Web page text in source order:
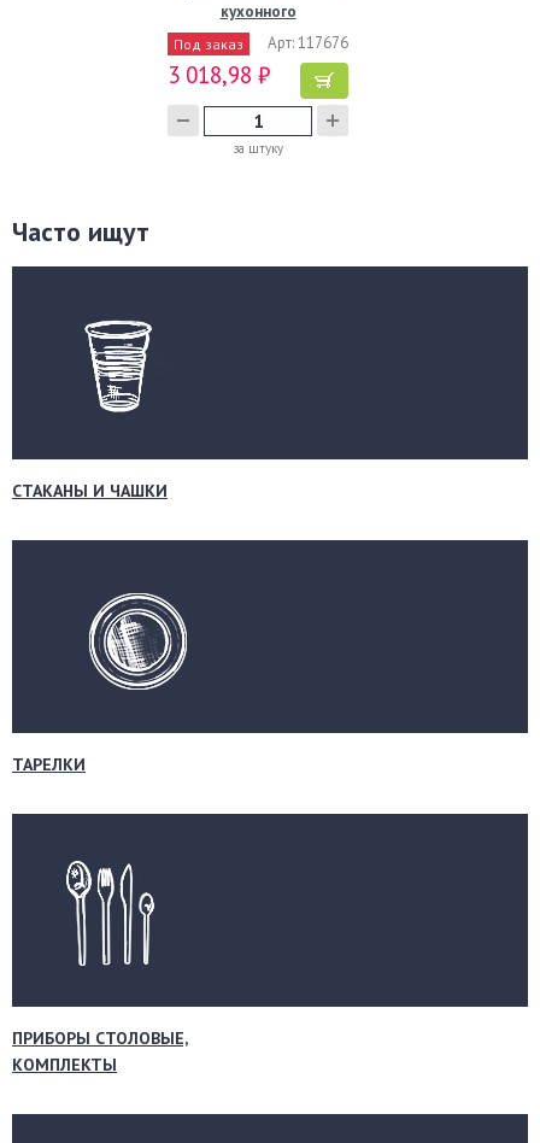
кухонного
оборудования…
Под заказ Арт: 117676
3 018,98 ₽
за штуку
Часто ищут
СТАКАНЫ И ЧАШКИ
ТАРЕЛКИ
ПРИБОРЫ СТОЛОВЫЕ,
КОМПЛЕКТЫ